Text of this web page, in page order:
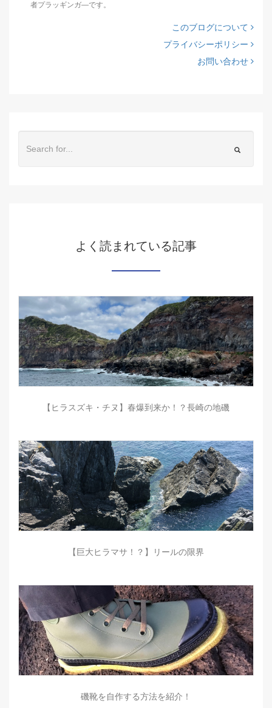
者プラッギンガ―です。
このブログについて
プライバシーポリシー
お問い合わせ
よく読まれている記事
【ヒラスズキ・チヌ】春爆到来か！？長崎の地磯
【巨大ヒラマサ！？】リールの限界
磯靴を自作する方法を紹介！